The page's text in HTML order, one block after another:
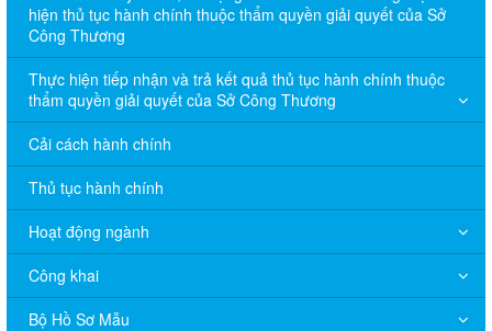
hiện thủ tục hành chính thuộc thẩm quyền giải quyết của Sở
Công Thương
Thực hiện tiếp nhận và trả kết quả thủ tục hành chính thuộc
thẩm quyền giải quyết của Sở Công Thương
Cải cách hành chính
Thủ tục hành chính
Hoạt động ngành
Công khai
Bộ Hồ Sơ Mẫu